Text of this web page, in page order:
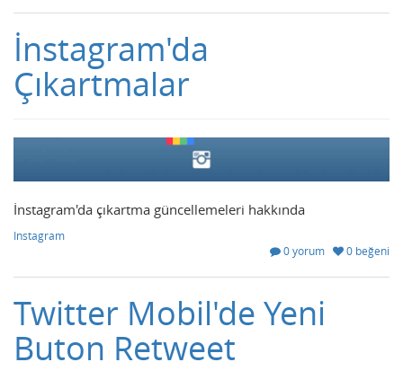
İnstagram'da
Çıkartmalar
İnstagram'da çıkartma güncellemeleri hakkında
Instagram
0 yorum
0 beğeni
Twitter Mobil'de Yeni
Buton Retweet